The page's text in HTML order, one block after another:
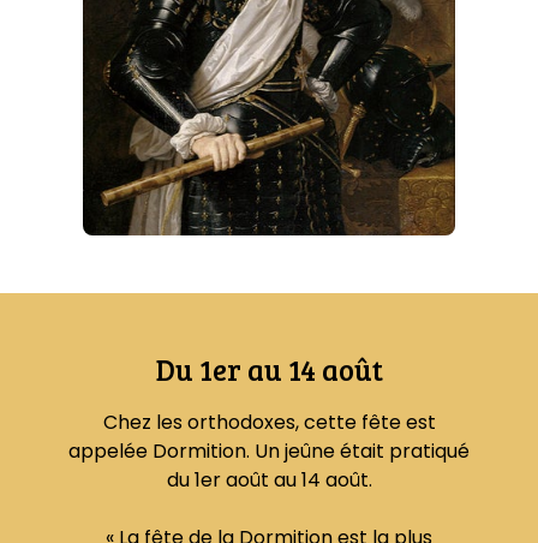
Du 1er au 14 août
Chez les orthodoxes, cette fête est
appelée Dormition. Un jeûne était pratiqué
du 1er août au 14 août.